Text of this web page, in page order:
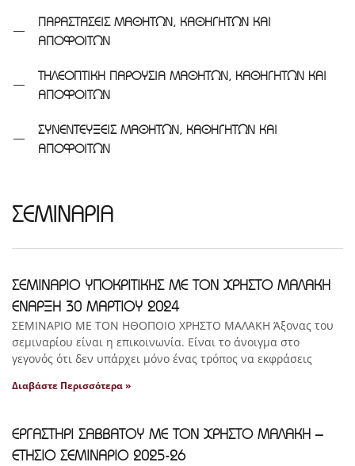
ΠΑΡΑΣΤΑΣΕΙΣ ΜΑΘΗΤΩΝ, ΚΑΘΗΓΗΤΩΝ ΚΑΙ
ΑΠΟΦΟΙΤΩΝ
ΤΗΛΕΟΠΤΙΚΗ ΠΑΡΟΥΣΙΑ ΜΑΘΗΤΩΝ, ΚΑΘΗΓΗΤΩΝ ΚΑΙ
ΑΠΟΦΟΙΤΩΝ
ΣΥΝΕΝΤΕΥΞΕΙΣ ΜΑΘΗΤΩΝ, ΚΑΘΗΓΗΤΩΝ ΚΑΙ
ΑΠΟΦΟΙΤΩΝ
ΣΕΜΙΝΑΡΙΑ
ΣΕΜΙΝΑΡΙΟ ΥΠΟΚΡΙΤΙΚΗΣ ΜΕ ΤΟΝ ΧΡΗΣΤΟ ΜΑΛΑΚΗ
ΕΝΑΡΞΗ 30 ΜΑΡΤΙΟΥ 2024
ΣΕΜΙΝΑΡΙΟ ΜΕ ΤΟΝ ΗΘΟΠΟΙΟ ΧΡΗΣΤΟ ΜΑΛΑΚΗ Άξονας του
σεμιναρίου είναι η επικοινωνία. Είναι το άνοιγμα στο
γεγονός ότι δεν υπάρχει μόνο ένας τρόπος να εκφράσεις
Διαβάστε Περισσότερα »
ΕΡΓΑΣΤΗΡΙ ΣΑΒΒΑΤΟΥ ΜΕ ΤΟΝ ΧΡΗΣΤΟ ΜΑΛΑΚΗ –
ΕΤΗΣΙΟ ΣΕΜΙΝΑΡΙΟ 2025-26